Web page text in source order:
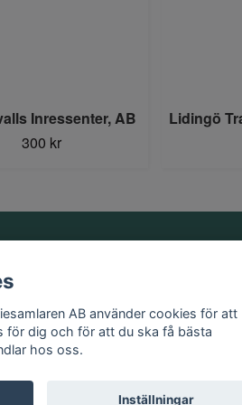
Inressenter, AB
300 kr
Lidingö
AB använder cookies för att
för dig och för att du ska få bästa
hos oss.
Inställningar